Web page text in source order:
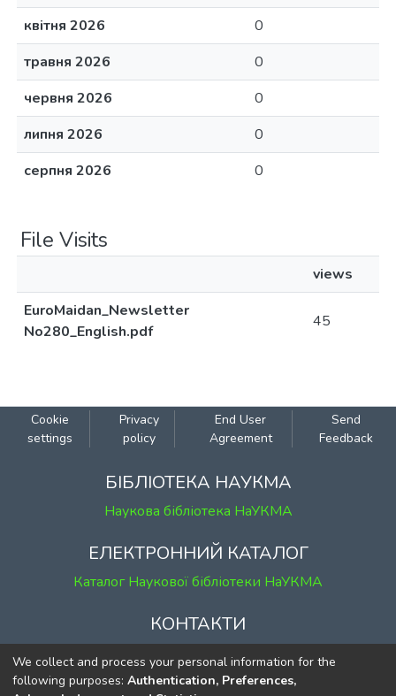
квітня 2026
0
травня 2026
0
червня 2026
0
липня 2026
0
серпня 2026
0
File Visits
views
EuroMaidan_Newsletter
No280_English.pdf
45
Cookie
settings
Privacy
policy
End User
Agreement
Send
Feedback
БІБЛІОТЕКА НАУКМА
Наукова бібліотека НаУКМА
ЕЛЕКТРОННИЙ КАТАЛОГ
Каталог Наукової бібліотеки НаУКМА
КОНТАКТИ
м. Київ, вул. Григорія Сковороди, 2
к. 1, к. 120
We collect and process your personal information for the
following purposes: Authentication, Preferences,